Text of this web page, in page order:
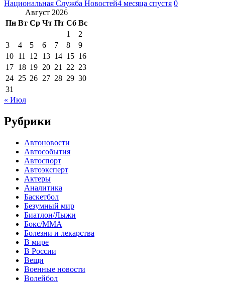
Национальная Служба Новостей4 месяца спустя 0
Август 2026
Пн Вт Ср Чт Пт Сб Вс
1
2
3
4 5 6 7 8
9
10 11 12 13 14 15 16
17 18 19 20 21 22 23
24 25 26 27 28 29 30
31
« Июл
Рубрики
Автоновости
Автособытия
Автоспорт
Автоэксперт
Актеры
Аналитика
Баскетбол
Безумный мир
Биатлон/Лыжи
Бокс/MMA
Болезни и лекарства
В мире
В России
Вещи
Военные новости
Волейбол